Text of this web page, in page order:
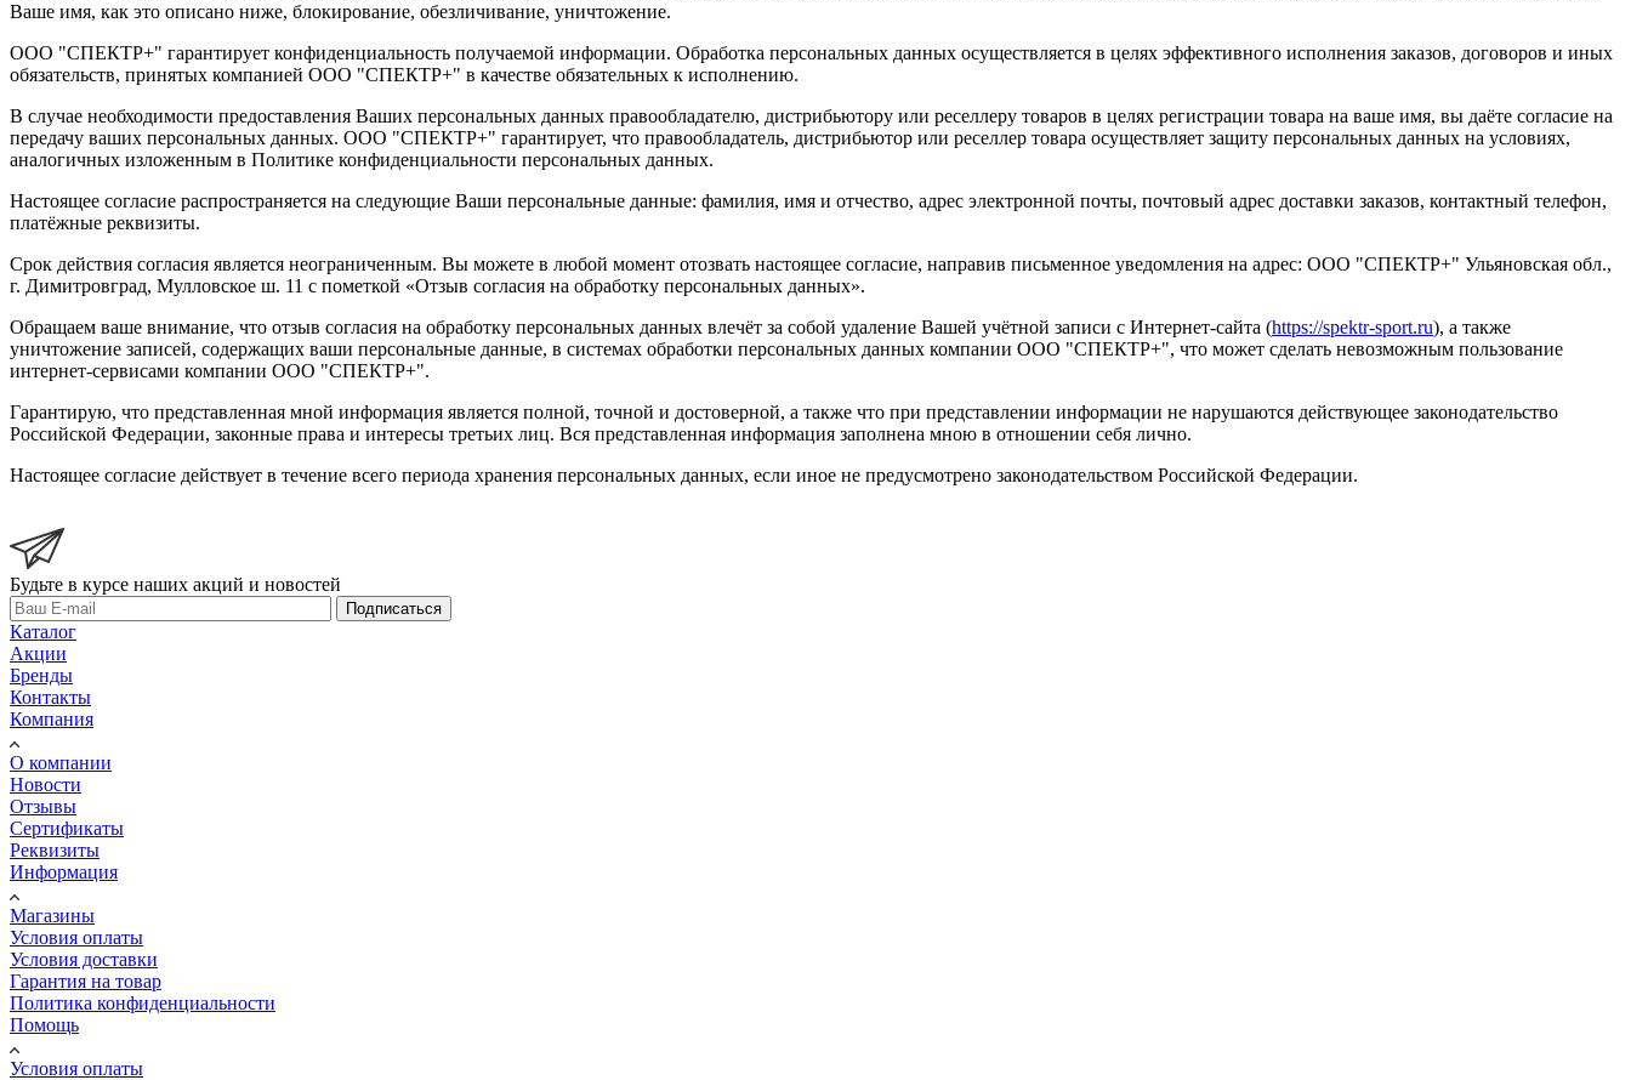
Ваше имя, как это описано ниже, блокирование, обезличивание, уничтожение.
ООО "СПЕКТР+" гарантирует конфиденциальность получаемой информации. Обработка персональных данных осуществляется в целях эффективного исполнения заказов, договоров и иных
обязательств, принятых компанией ООО "СПЕКТР+" в качестве обязательных к исполнению.
В случае необходимости предоставления Ваших персональных данных правообладателю, дистрибьютору или реселлеру товаров в целях регистрации товара на ваше имя, вы даёте согласие на
передачу ваших персональных данных. ООО "СПЕКТР+" гарантирует, что правообладатель, дистрибьютор или реселлер товара осуществляет защиту персональных данных на условиях,
аналогичных изложенным в Политике конфиденциальности персональных данных.
Настоящее согласие распространяется на следующие Ваши персональные данные: фамилия, имя и отчество, адрес электронной почты, почтовый адрес доставки заказов, контактный телефон,
платёжные реквизиты.
Срок действия согласия является неограниченным. Вы можете в любой момент отозвать настоящее согласие, направив письменное уведомления на адрес: ООО "СПЕКТР+" Ульяновская обл.,
г. Димитровград, Мулловское ш. 11 с пометкой «Отзыв согласия на обработку персональных данных».
Обращаем ваше внимание, что отзыв согласия на обработку персональных данных влечёт за собой удаление Вашей учётной записи с Интернет-сайта (https://spektr-sport.ru), а также
уничтожение записей, содержащих ваши персональные данные, в системах обработки персональных данных компании ООО "СПЕКТР+", что может сделать невозможным пользование
интернет-сервисами компании ООО "СПЕКТР+".
Гарантирую, что представленная мной информация является полной, точной и достоверной, а также что при представлении информации не нарушаются действующее законодательство
Российской Федерации, законные права и интересы третьих лиц. Вся представленная информация заполнена мною в отношении себя лично.
Настоящее согласие действует в течение всего периода хранения персональных данных, если иное не предусмотрено законодательством Российской Федерации.
Будьте в курсе наших акций и новостей
Подписаться
Каталог
Акции
Бренды
Контакты
Компания
О компании
Новости
Отзывы
Сертификаты
Реквизиты
Информация
Магазины
Условия оплаты
Условия доставки
Гарантия на товар
Политика конфиденциальности
Помощь
Условия оплаты